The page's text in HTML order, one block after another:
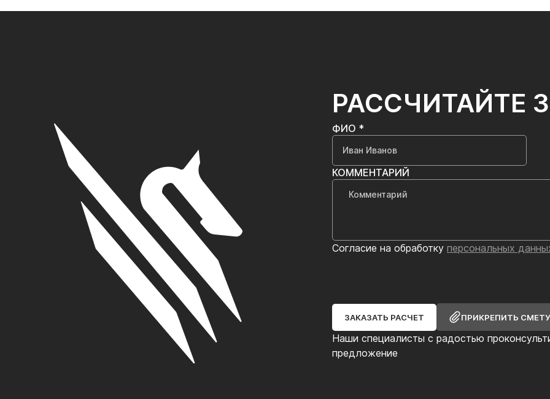
РАССЧИТАЙТЕ
Наши специалисты с радостью
предложение
ФИО *
КОММЕНТАРИЙ
Согласие на обработку персональных
ЗАКАЗАТЬ РАСЧЕТ ПРИКРЕПИТЬ СМЕТУ